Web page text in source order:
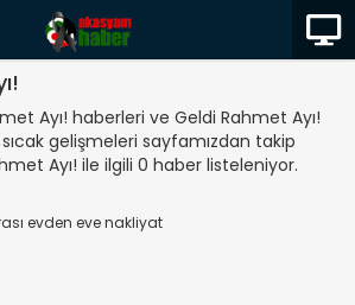
Ayı! haberleri ve Geldi Rahmet Ayı!
gelişmeleri sayfamızdan takip
Ayı! ile ilgili 0 haber listeleniyor.
evden eve nakliyat